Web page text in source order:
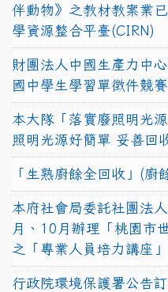
伴動物》之教材教案業
學資源整合平臺(CIRN)
財團法人中國生產力中
國中學生學習單徵件競賽
本大隊「落實廢照明光
照明光源好簡單 妥善回
「生熟廚餘全回收」(廚
本府社會局委託社團法
月、10月辦理「桃園市
之「專業人員培力講座」
行政院環境保護署公告